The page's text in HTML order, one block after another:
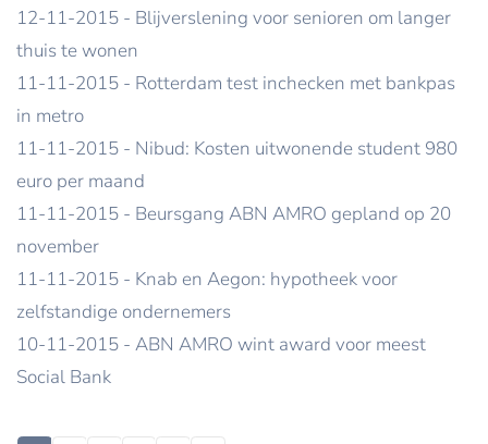
12-11-2015 - Blijverslening voor senioren om langer
thuis te wonen
11-11-2015 - Rotterdam test inchecken met bankpas
in metro
11-11-2015 - Nibud: Kosten uitwonende student 980
euro per maand
11-11-2015 - Beursgang ABN AMRO gepland op 20
november
11-11-2015 - Knab en Aegon: hypotheek voor
zelfstandige ondernemers
10-11-2015 - ABN AMRO wint award voor meest
Social Bank